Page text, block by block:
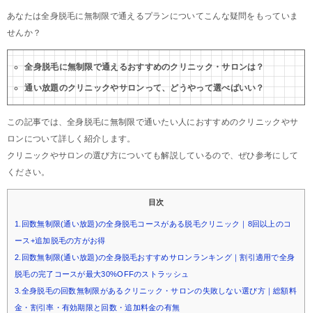
あなたは全身脱毛に無制限で通えるプランについてこんな疑問をもっていま
せんか？
全身脱毛に無制限で通えるおすすめのクリニック・サロンは？
通い放題のクリニックやサロンって、どうやって選べばいい？
この記事では、全身脱毛に無制限で通いたい人におすすめのクリニックやサ
ロンについて詳しく紹介します。
クリニックやサロンの選び方についても解説しているので、ぜひ参考にして
ください。
目次
1.回数無制限(通い放題)の全身脱毛コースがある脱毛クリニック｜8回以上のコ
ース+追加脱毛の方がお得
2.回数無制限(通い放題)の全身脱毛おすすめサロンランキング｜割引適用で全身
脱毛の完了コースが最大30%OFFのストラッシュ
3.全身脱毛の回数無制限があるクリニック・サロンの失敗しない選び方｜総額料
金・割引率・有効期限と回数・追加料金の有無